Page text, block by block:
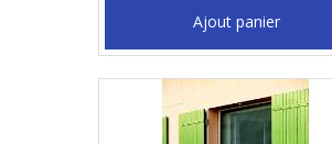
Ajout panier